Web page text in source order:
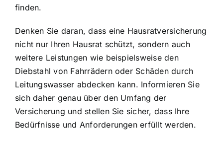
finden.
Denken Sie daran, dass eine Hausratversicherung
nicht nur Ihren Hausrat schützt, sondern auch
weitere Leistungen wie beispielsweise den
Diebstahl von Fahrrädern oder Schäden durch
Leitungswasser abdecken kann. Informieren Sie
sich daher genau über den Umfang der
Versicherung und stellen Sie sicher, dass Ihre
Bedürfnisse und Anforderungen erfüllt werden.